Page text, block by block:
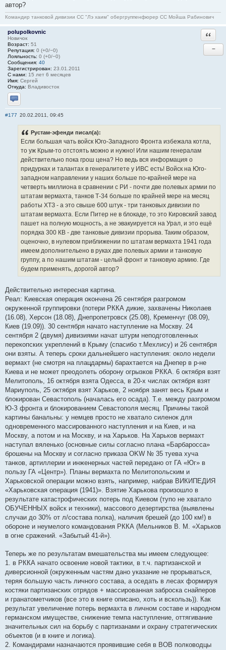
автор?
Командир танковой дивизии СС "Лэ хаим" обергруппенфюрер СС Мойша Рабинович
polupolkovnic
Новичок
Возраст: 51
Репутация: 0 (+0/−0)
Лояльность: 0 (+0/−0)
Сообщения: 40
Зарегистрирован: 23.01.2011
С нами: 15 лет 6 месяцев
Имя: Сергей
Откуда: Владивосток
Отправить личное сообщение
−
#177 20.02.2011, 09:45
Рустам-эфенди писал(а):
Если большая чать войск Юго-Западного Фронта избежала котла,
то уж Крым-то отстоять можно и нужно! Или нашим генералам
действительно пока грош цена? Но ведь вся информация о
придурках и талантах в генералитете у ИВС есть! Войск на Юго-
западном направлении у наших больше по-крайней мере на
четверть миллиона в сравнении с РИ - почти две полевых армии по
штатам вермахта, танков Т-34 больше по крайней мере на месяц
работы ХТЗ - а это свыше 600 штук - три танковых дивизии по
штатам вермахта. Если Питер не в блокаде, то это Кировский завод
пашет на полную мощность, а не эвакуируется на Урал, и это ещё
порядка 300 КВ - две танковые дивизии прорыва. Таким образом,
оценочно, в нулевом приближении по штатам вермахта 1941 года
имеем дополнительено в руках две полевых армии и танковую
группу, а по нашим штатам - целый фронт и танковую армию. Где
будем применять, дорогой автор?
Действительно интересная картина.
Реал: Киевская операция окончена 26 сентября разгромом
окруженной группировки (потери РККА дикие, захвачены Николаев
(16.08), Херсон (18.08), Днепропетровск (25.08), Кременчуг (08.09),
Киев (19.09)). 30 сентября начато наступление на Москву. 24
сентября 2 (двумя) дивизиями начат штурм неподготовленных
перекопских укреплений в Крыму (спасибо т.Мехлису) и 26 сентября
они взяты. А теперь сроки дальнейшего наступления: около недели
вермахт (не смотря на плацдармы) барахтается на Днепер в р-не
Киева и не может преодолеть оборону огрызков РККА. 6 октября взят
Мелитополь, 16 октября взята Одесса, в 20-х числах октября взят
Мариуполь, 25 октября взят Харьков, 2 ноября занят весь Крым и
блокирован Севастополь (началась его осада). Т.е. между разгромом
Ю-З фронта и блокированием Севастополя месяц. Причины такой
картины банальны: у немцев просто не хватало силенок для
одновременного массированного наступления и на Киев, и на
Москву, а потом и на Москву, и на Харьков. На Харьков вермахт
наступал вяленько (основные силы согласно плана «Барбаросса»
брошены на Москву и согласно приказа OKW № 35 туева хуча
танков, артиллерии и инженерных частей передано от ГА «Юг» в
пользу ГА «Центр»). Планы вермахта по Мелитопольским и
Харьковской операции можно взять, например, набрав ВИКИПЕДИЯ
«Харьковская операция (1941)». Взятие Харькова произошло в
результате катастрофических потерь под Киевом (тупо не хватало
ОБУЧЕННЫХ войск и техники), массового дезертирства (выявлены
случаи до 30% от л/состава полка), наличия брешей (до 100 км!) в
обороне и неумелого командования РККА (Мельников В. М. «Харьков
в огне сражений. «Забытый 41-й»).
Теперь же по результатам вмешательства мы имеем следующее:
1. в РККА начато освоение новой тактики, в т.ч. партизанской и
диверсионной (окруженным частям дано указание не прорываться,
теряя большую часть личного состава, а оседать в лесах формируя
костяки партизанских отрядов + массированная заброска снайперов
и гранатометчиков (все это в книге описано, хоть и вскользь)). Как
результат увеличение потерь вермахта в личном составе и народном
германском имуществе, снижение темпа наступление, оттягивание
значительных сил на борьбу с партизанами и охрану стратегических
объектов (и в книге и логика).
2. Командирами назначаются проявившие себя в ВОВ полководцы